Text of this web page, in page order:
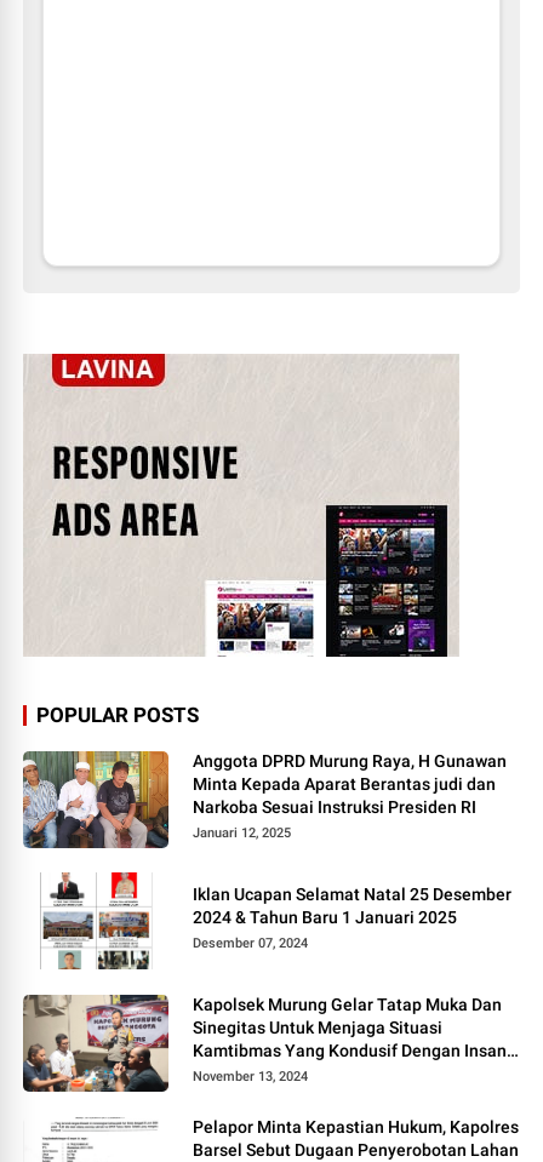
POPULAR POSTS
Anggota DPRD Murung Raya, H Gunawan
Minta Kepada Aparat Berantas judi dan
Narkoba Sesuai Instruksi Presiden RI
Januari 12, 2025
Iklan Ucapan Selamat Natal 25 Desember
2024 & Tahun Baru 1 Januari 2025
Desember 07, 2024
Kapolsek Murung Gelar Tatap Muka Dan
Sinegitas Untuk Menjaga Situasi
Kamtibmas Yang Kondusif Dengan Insan
Pers
November 13, 2024
Pelapor Minta Kepastian Hukum, Kapolres
Barsel Sebut Dugaan Penyerobotan Lahan